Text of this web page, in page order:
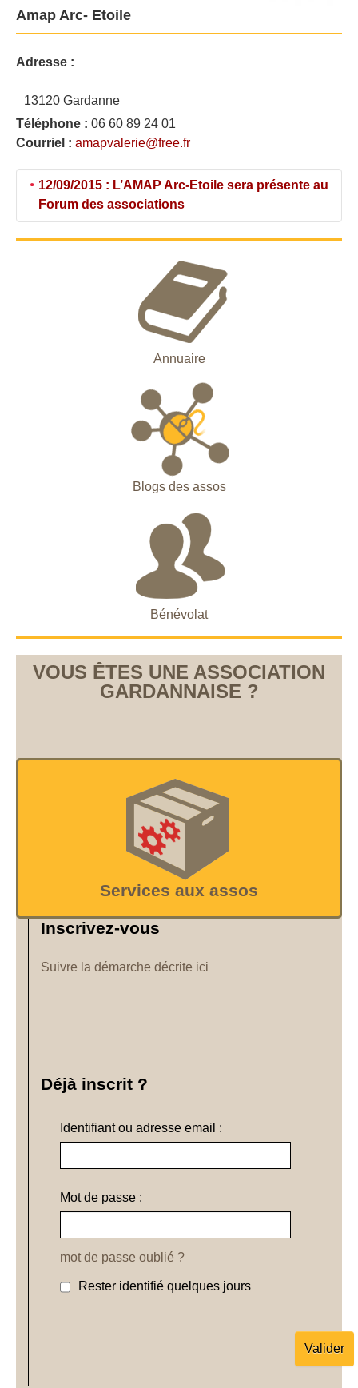
Amap Arc- Etoile
Adresse :
13120 Gardanne
Téléphone : 06 60 89 24 01
Courriel : amapvalerie@free.fr
12/09/2015 : L’AMAP Arc-Etoile sera présente au
Forum des associations
Annuaire
Blogs des assos
Bénévolat
VOUS ÊTES UNE ASSOCIATION
GARDANNAISE ?
Services aux assos
Inscrivez-vous
Suivre la démarche décrite ici
Déjà inscrit ?
Identifiant ou adresse email :
Mot de passe :
mot de passe oublié ?
Rester identifié quelques jours